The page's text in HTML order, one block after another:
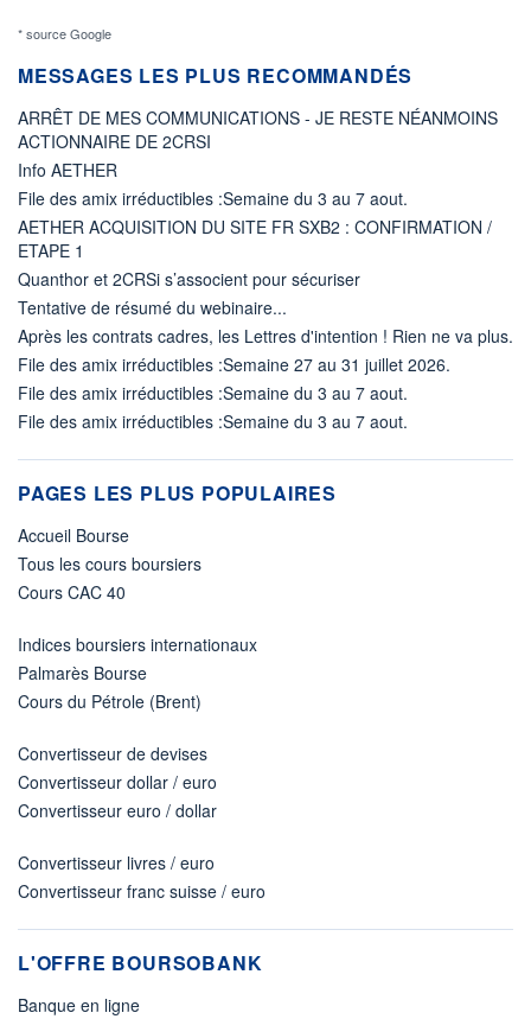
* source Google
MESSAGES LES PLUS RECOMMANDÉS
ARRÊT DE MES COMMUNICATIONS - JE RESTE NÉANMOINS
ACTIONNAIRE DE 2CRSI
Info AETHER
File des amix irréductibles :Semaine du 3 au 7 aout.
AETHER ACQUISITION DU SITE FR SXB2 : CONFIRMATION /
ETAPE 1
Quanthor et 2CRSi s’associent pour sécuriser
Tentative de résumé du webinaire...
Après les contrats cadres, les Lettres d'intention ! Rien ne va plus.
File des amix irréductibles :Semaine 27 au 31 juillet 2026.
File des amix irréductibles :Semaine du 3 au 7 aout.
File des amix irréductibles :Semaine du 3 au 7 aout.
PAGES LES PLUS POPULAIRES
Accueil Bourse
Tous les cours boursiers
Cours CAC 40
Indices boursiers internationaux
Palmarès Bourse
Cours du Pétrole (Brent)
Convertisseur de devises
Convertisseur dollar / euro
Convertisseur euro / dollar
Convertisseur livres / euro
Convertisseur franc suisse / euro
L'OFFRE BOURSOBANK
Banque en ligne